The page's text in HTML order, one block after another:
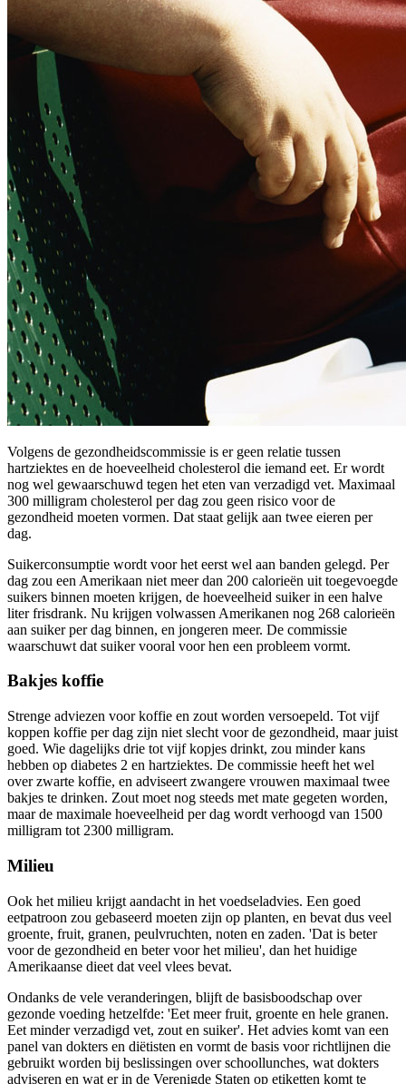
Volgens de gezondheidscommissie is er geen relatie tussen
hartziektes en de hoeveelheid cholesterol die iemand eet. Er wordt
nog wel gewaarschuwd tegen het eten van verzadigd vet. Maximaal
300 milligram cholesterol per dag zou geen risico voor de
gezondheid moeten vormen. Dat staat gelijk aan twee eieren per
dag.
Suikerconsumptie wordt voor het eerst wel aan banden gelegd. Per
dag zou een Amerikaan niet meer dan 200 calorieën uit toegevoegde
suikers binnen moeten krijgen, de hoeveelheid suiker in een halve
liter frisdrank. Nu krijgen volwassen Amerikanen nog 268 calorieën
aan suiker per dag binnen, en jongeren meer. De commissie
waarschuwt dat suiker vooral voor hen een probleem vormt.
Bakjes koffie
Strenge adviezen voor koffie en zout worden versoepeld. Tot vijf
koppen koffie per dag zijn niet slecht voor de gezondheid, maar juist
goed. Wie dagelijks drie tot vijf kopjes drinkt, zou minder kans
hebben op diabetes 2 en hartziektes. De commissie heeft het wel
over zwarte koffie, en adviseert zwangere vrouwen maximaal twee
bakjes te drinken. Zout moet nog steeds met mate gegeten worden,
maar de maximale hoeveelheid per dag wordt verhoogd van 1500
milligram tot 2300 milligram.
Milieu
Ook het milieu krijgt aandacht in het voedseladvies. Een goed
eetpatroon zou gebaseerd moeten zijn op planten, en bevat dus veel
groente, fruit, granen, peulvruchten, noten en zaden. 'Dat is beter
voor de gezondheid en beter voor het milieu', dan het huidige
Amerikaanse dieet dat veel vlees bevat.
Ondanks de vele veranderingen, blijft de basisboodschap over
gezonde voeding hetzelfde: 'Eet meer fruit, groente en hele granen.
Eet minder verzadigd vet, zout en suiker'. Het advies komt van een
panel van dokters en diëtisten en vormt de basis voor richtlijnen die
gebruikt worden bij beslissingen over schoollunches, wat dokters
adviseren en wat er in de Verenigde Staten op etiketten komt te